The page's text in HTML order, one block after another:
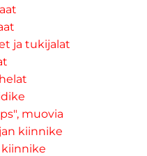
ja tukijalat
muovia
kiinnike
kiinnike